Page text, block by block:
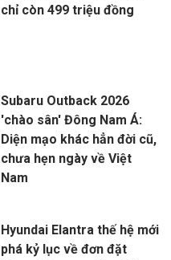
chỉ còn 499 triệu đồng
Subaru Outback 2026
'chào sân' Đông Nam Á:
Diện mạo khác hẳn đời cũ,
chưa hẹn ngày về Việt
Nam
Hyundai Elantra thế hệ mới
phá kỷ lục về đơn đặt